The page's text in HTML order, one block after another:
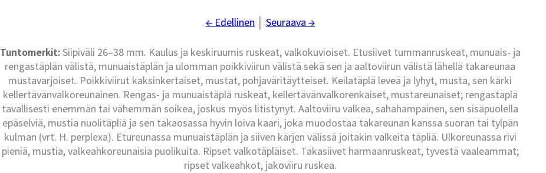
← Edellinen Seuraava →
Tuntomerkit:Siipiväli 26–38 mm. Kaulus ja keskiruumis ruskeat, valkokuvioiset. Etusiivet tummanruskeat, munuais- ja
rengastäplän välistä, munuaistäplän ja ulomman poikkiviirun välistä sekä sen ja aaltoviirun välistä lähellä takareunaa
mustavarjoiset. Poikkiviirut kaksinkertaiset, mustat, pohjaväritäytteiset. Keilatäplä leveä ja lyhyt, musta, sen kärki
kellertävänvalkoreunainen. Rengas- ja munuaistäplä ruskeat, kellertävänvalkorenkaiset, mustareunaiset; rengastäplä
tavallisesti enemmän tai vähemmän soikea, joskus myös litistynyt. Aaltoviiru valkea, sahahampainen, sen sisäpuolella
epäselviä, mustia nuolitäpliä ja sen takaosassa hyvin loiva kaari, joka muodostaa takareunan kanssa suoran tai tylpän
kulman (vrt. H. perplexa). Etureunassa munuaistäplän ja siiven kärjen välissä joitakin valkeita täpliä. Ulkoreunassa rivi
pieniä, mustia, valkeahkoreunaisia puolikuita. Ripset valkotäpläiset. Takasiivet harmaanruskeat, tyvestä vaaleammat;
ripset valkeahkot, jakoviiru ruskea.